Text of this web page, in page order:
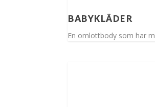
BABYKLÄDER
En omlottbody som har